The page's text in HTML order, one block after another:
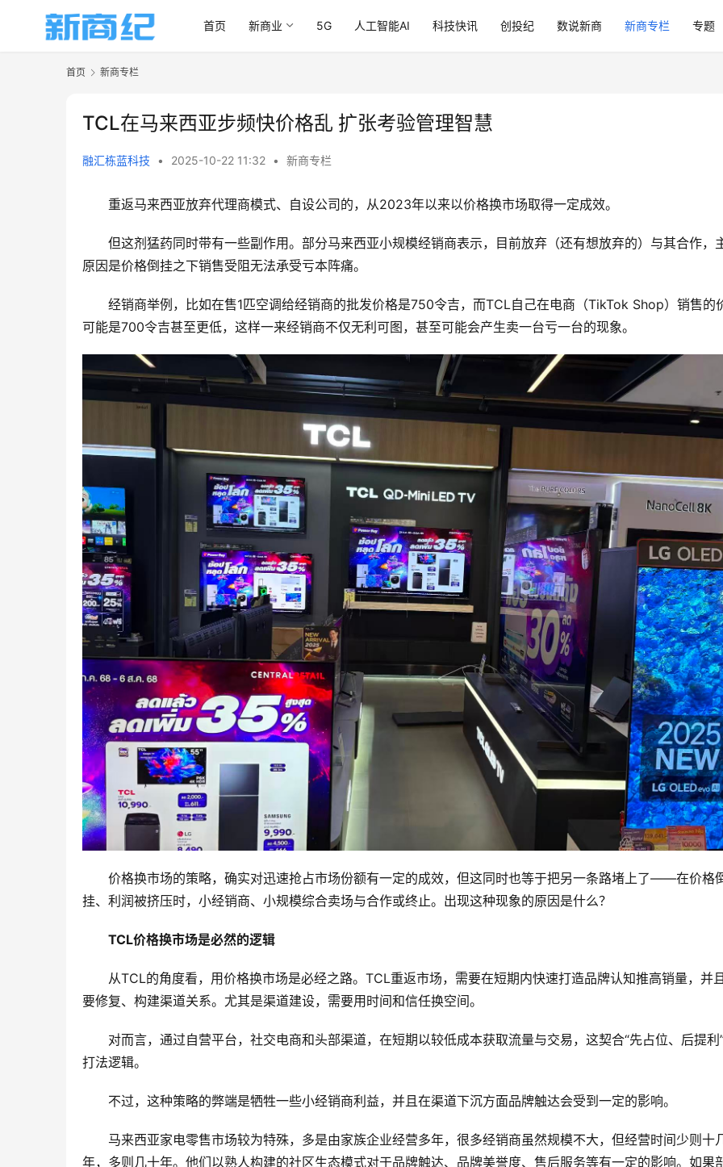
首页 新商业 5G 人工智能AI 科技快讯 创投纪 数说新商 新商专栏 专题
首页 新商专栏
TCL在马来西亚步频快价格乱 扩张考验管理智慧
融汇栋蓝科技 • 2025-10-22 11:32 • 新商专栏
重返马来西亚放弃代理商模式、自设公司的，从2023年以来以价格换市场取得一定成效。
但这剂猛药同时带有一些副作用。部分马来西亚小规模经销商表示，目前放弃（还有想放弃的）与其合作，
原因是价格倒挂之下销售受阻无法承受亏本阵痛。
经销商举例，比如在售1匹空调给经销商的批发价格是750令吉，而TCL自己在电商（TikTok Shop）销售的
可能是700令吉甚至更低，这样一来经销商不仅无利可图，甚至可能会产生卖一台亏一台的现象。
价格换市场的策略，确实对迅速抢占市场份额有一定的成效，但这同时也等于把另一条路堵上了——在价格
挂、利润被挤压时，小经销商、小规模综合卖场与合作或终止。出现这种现象的原因是什么？
TCL价格换市场是必然的逻辑
从TCL的角度看，用价格换市场是必经之路。TCL重返市场，需要在短期内快速打造品牌认知推高销量，并
要修复、构建渠道关系。尤其是渠道建设，需要用时间和信任换空间。
对而言，通过自营平台，社交电商和头部渠道，在短期以较低成本获取流量与交易，这契合“先占位、后提利
打法逻辑。
不过，这种策略的弊端是牺牲一些小经销商利益，并且在渠道下沉方面品牌触达会受到一定的影响。
马来西亚家电零售市场较为特殊，多是由家族企业经营多年，很多经销商虽然规模不大，但经营时间少则十
年，多则几十年。他们以熟人构建的社区生态模式对于品牌触达、品牌美誉度、售后服务等有一定的影响。如果